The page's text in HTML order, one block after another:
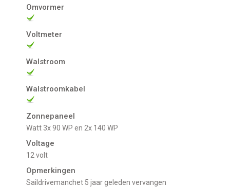
Omvormer
Voltmeter
Walstroom
Walstroomkabel
Zonnepaneel
Watt 3x 90 WP en 2x 140 WP
Voltage
12 volt
Opmerkingen
Saildrivemanchet 5 jaar geleden vervangen